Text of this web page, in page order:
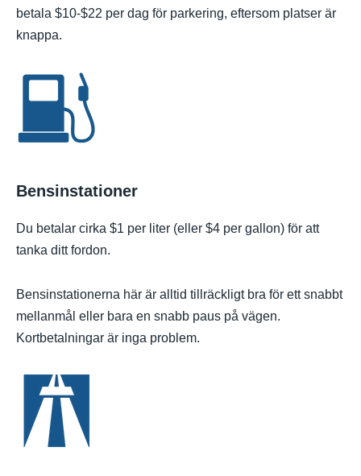
betala $10-$22 per dag för parkering, eftersom platser är
knappa.
Bensinstationer
Du betalar cirka $1 per liter (eller $4 per gallon) för att
tanka ditt fordon.
Bensinstationerna här är alltid tillräckligt bra för ett snabbt
mellanmål eller bara en snabb paus på vägen.
Kortbetalningar är inga problem.